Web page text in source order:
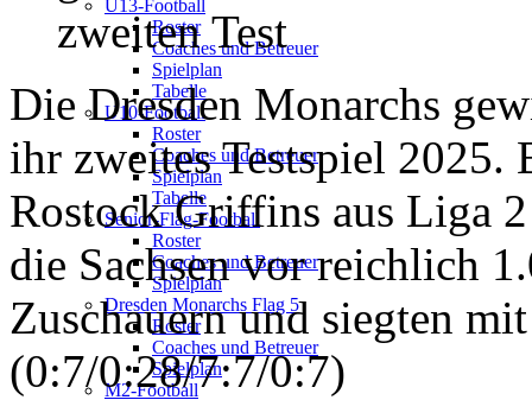
U13-Football
Roster
Coaches und Betreuer
Spielplan
Tabelle
U10-Football
Roster
Coaches und Betreuer
Spielplan
Tabelle
Senior-Flag-Football
Roster
Coaches und Betreuer
Spielplan
Dresden Monarchs Flag 5
Roster
Coaches und Betreuer
Spielplan
M2-Football
Die Dresden Monarchs
ihr zweites Testspiel 2025.
Rostock Griffins aus Liga
die Sachsen vor reichlich
Zuschauern und siegten
(0:7/0:28/7:7/0:7)